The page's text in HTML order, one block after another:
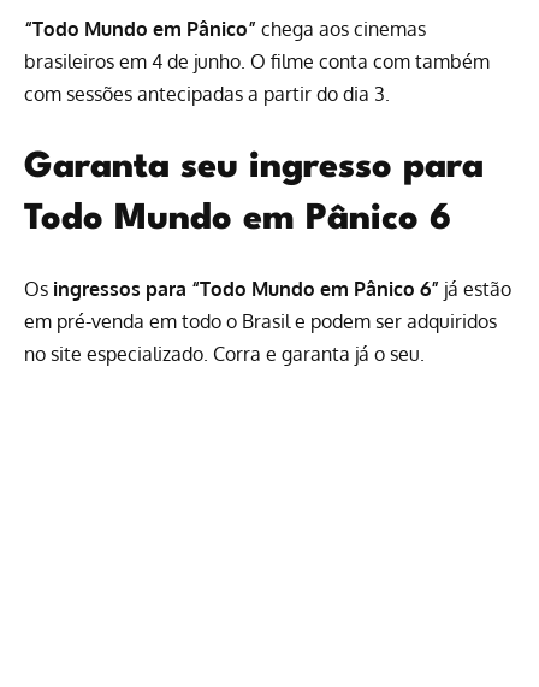
“Todo Mundo em Pânico” chega aos cinemas
brasileiros em 4 de junho. O filme conta com também
com sessões antecipadas a partir do dia 3.
Garanta seu ingresso para
Todo Mundo em Pânico 6
Os ingressos para “Todo Mundo em Pânico 6” já estão
em pré-venda em todo o Brasil e podem ser adquiridos
no site especializado. Corra e garanta já o seu.